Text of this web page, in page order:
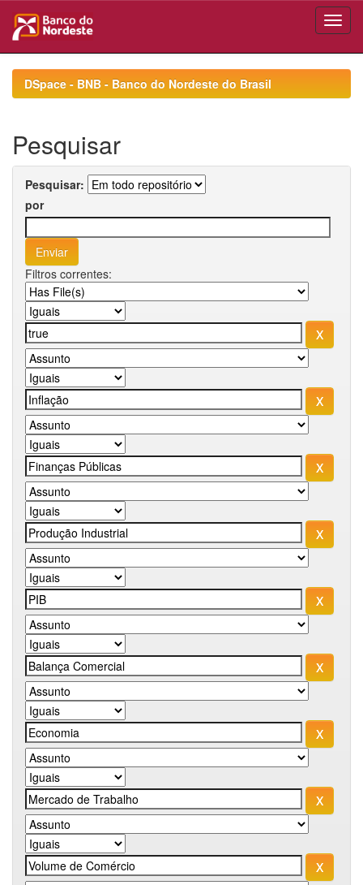
navigationDSpace - BNB - Banco do Nordeste do Brasil
Pesquisar
Pesquisar:
por
Filtros correntes: